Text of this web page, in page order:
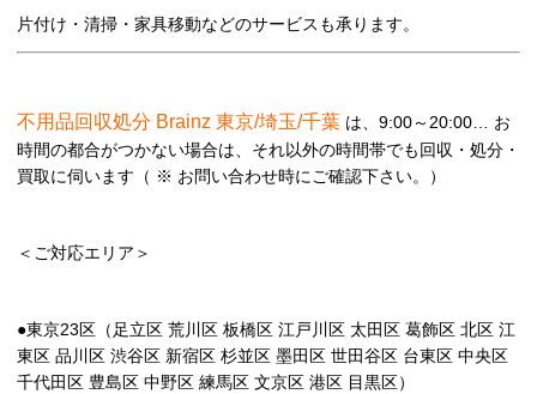
片付け・清掃・家具移動などのサービスも承ります。
不用品回収処分 Brainz 東京/埼玉/千葉 は、9:00～20:00… お
時間の都合がつかない場合は、それ以外の時間帯でも回収・処分・
買取に伺います（ ※ お問い合わせ時にご確認下さい。）
＜ご対応エリア＞
●東京23区（足立区 荒川区 板橋区 江戸川区 太田区 葛飾区 北区 江
東区 品川区 渋谷区 新宿区 杉並区 墨田区 世田谷区 台東区 中央区
千代田区 豊島区 中野区 練馬区 文京区 港区 目黒区）